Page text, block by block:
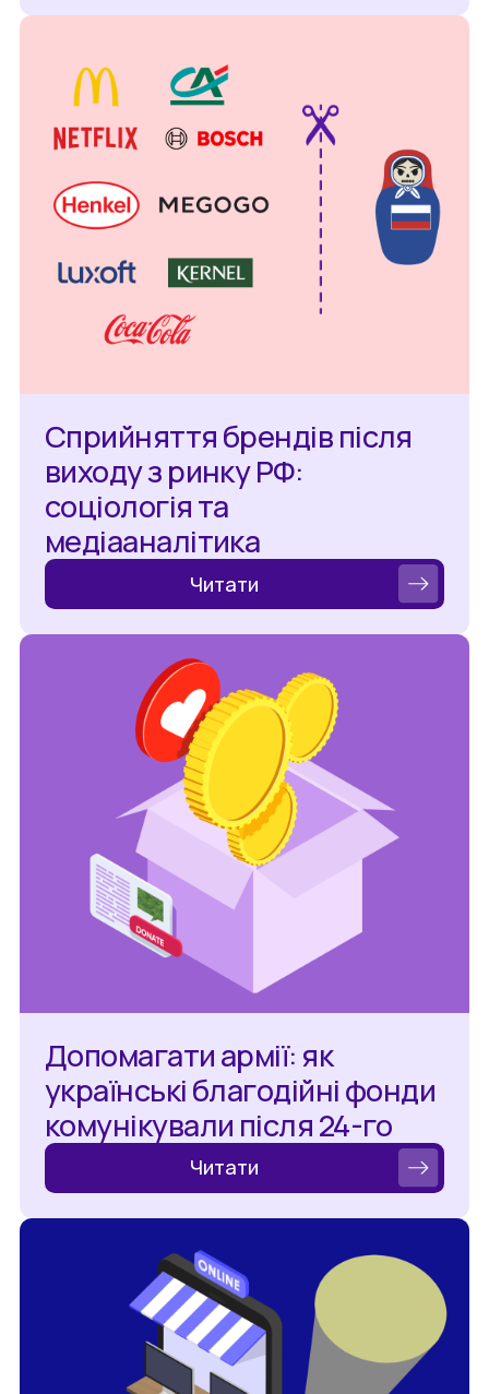
Сприйняття брендів після
виходу з ринку РФ:
соціологія та
медіааналітика
Читати
Допомагати армії: як
українські благодійні фонди
комунікували після 24-го
Читати